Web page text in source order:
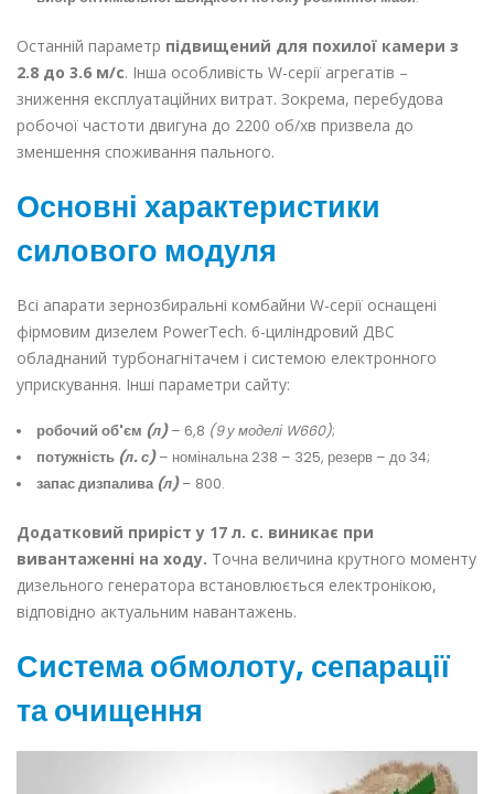
Останній параметр підвищений для похилої камери з
2.8 до 3.6 м/с. Інша особливість W-серії агрегатів –
зниження експлуатаційних витрат. Зокрема, перебудова
робочої частоти двигуна до 2200 об/хв призвела до
зменшення споживання пального.
Основні характеристики
силового модуля
Всі апарати зернозбиральні комбайни W-серії оснащені
фірмовим дизелем PowerTech. 6-циліндровий ДВС
обладнаний турбонагнітачем і системою електронного
уприскування. Інші параметри сайту:
робочий об'єм (л)– 6,8 (9 у моделі W660);
потужність (л. с)– номінальна 238 – 325, резерв – до 34;
запас дизпалива (л)– 800.
Додатковий приріст у 17 л. с. виникає при
вивантаженні на ходу. Точна величина крутного моменту
дизельного генератора встановлюється електронікою,
відповідно актуальним навантажень.
Система обмолоту, сепарації
та очищення